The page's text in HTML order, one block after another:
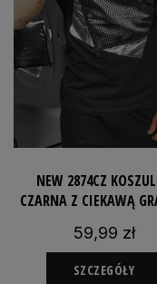
NEW 2874CZ
CZARNA Z CIEKAWĄ
59,99 zł
SZCZEGÓŁY